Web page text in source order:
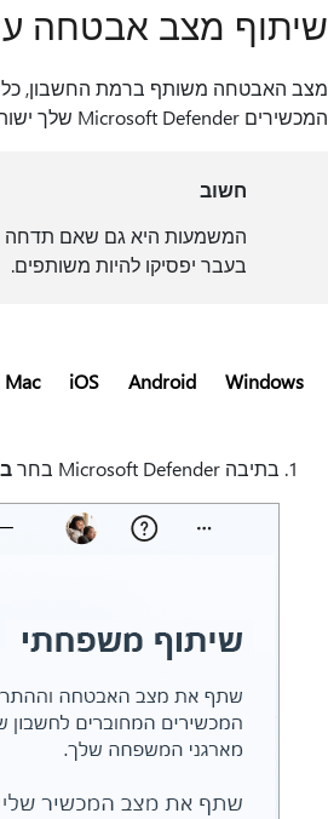
שיתוף מצב אבטחה
מצב האבטחה משותף ברמת החשבון,
המכשירים Microsoft Defender שלך ישותף עם המארגן המשפחתי שלך.
חשוב
המשמעות היא גם שאם תדחה
בעבר יפסיקו להיות משותפים.
Windows
Android
iOS
Mac
בתיבה Microsoft Defender בחר